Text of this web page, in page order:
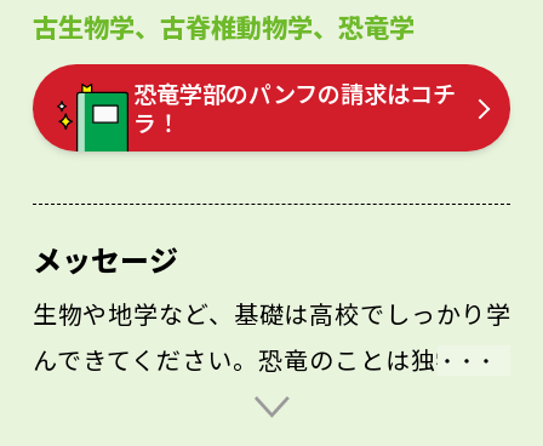
古生物学、古脊椎動物学、恐竜学
恐竜学部のパンフの請求はコチ
ラ！
メッセージ
生物や地学など、基礎は高校でしっかり学
んできてください。恐竜のことは独学にな
るでしょうが、どんどん調べてみてくださ